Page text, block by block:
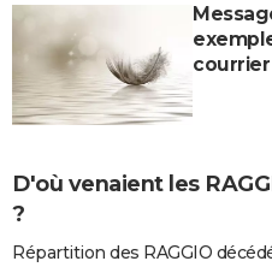
courrier
D'où venaient les
?
Répartition des RAGGIO